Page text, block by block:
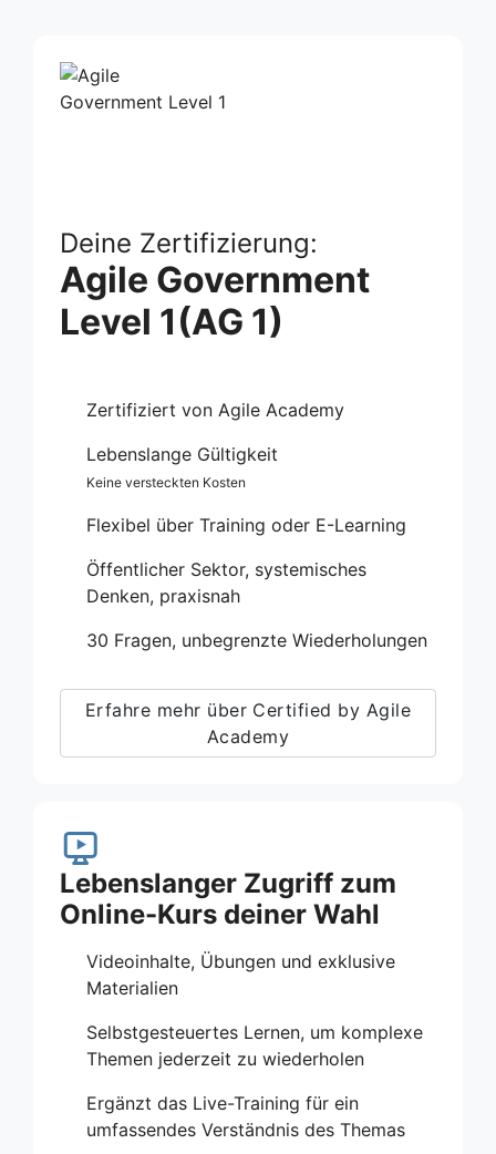
Deine Zertifizierung:
Agile Government
Level 1(AG 1)
Zertifiziert von Agile Academy
Lebenslange Gültigkeit
Keine versteckten Kosten
Flexibel über Training oder E-Learning
Öffentlicher Sektor, systemisches
Denken, praxisnah
30 Fragen, unbegrenzte Wiederholungen
Erfahre mehr über Certified by Agile
Academy
Lebenslanger Zugriff zum
Online-Kurs deiner Wahl
Videoinhalte, Übungen und exklusive
Materialien
Selbstgesteuertes Lernen, um komplexe
Themen jederzeit zu wiederholen
Ergänzt das Live-Training für ein
umfassendes Verständnis des Themas